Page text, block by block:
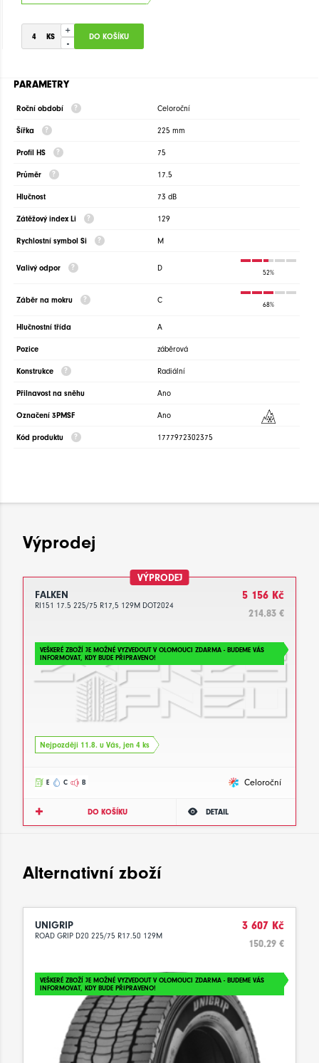
+
-
PARAMETRY
Roční období Celoroční
Šířka 225 mm
Profil HS 75
Průměr 17.5
Hlučnost 73 dB
Zátěžový index Li 129
Rychlostní symbol Si M
Valivý odpor D
52%
Záběr na mokru C
68%
Hlučnostní třída A
Pozice záběrová
Konstrukce Radiální
Přilnavost na sněhu Ano
Označení 3PMSF Ano
Kód produktu 1777972302375
Výprodej
VÝPRODEJ
FALKEN
RI151 17.5 225/75 R17,5 129M DOT2024
5 156 Kč
214.83 €
VEŠKERÉ ZBOŽÍ JE MOŽNÉ VYZVEDOUT V OLOMOUCI ZDARMA - BUDEME VÁS
INFORMOVAT, KDY BUDE PŘIPRAVENO!
Nejpozději 11.8. u Vás, jen 4 ks
E C B Celoroční
DO KOŠÍKU DETAIL
Alternativní zboží
UNIGRIP
ROAD GRIP D20 225/75 R17.50 129M
3 607 Kč
150.29 €
VEŠKERÉ ZBOŽÍ JE MOŽNÉ VYZVEDOUT V OLOMOUCI ZDARMA - BUDEME VÁS
INFORMOVAT, KDY BUDE PŘIPRAVENO!